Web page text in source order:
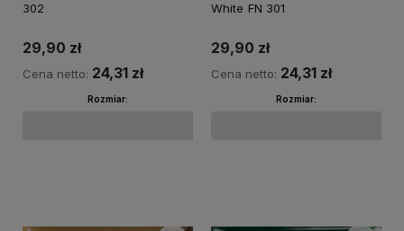
302
29,90 zł
Cena netto: 24,31 zł
Rozmiar:
White FN 301
29,90 zł
Cena netto: 24,31 zł
Rozmiar: